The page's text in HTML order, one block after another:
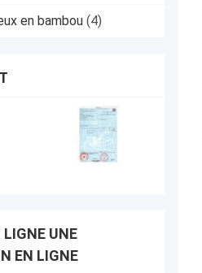
en bambou (4)
LIGNE UNE
EN LIGNE